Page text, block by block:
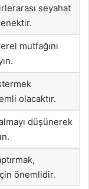
seyahat
mutfağını
olacaktır.
düşünerek
önemlidir.